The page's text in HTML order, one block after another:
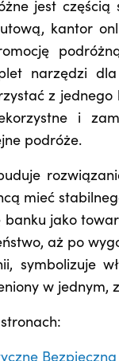
jest
kantor
narzędzi
z
i
podróże.
mieć
banku jako
aż po
symbolizuje
w jednym,